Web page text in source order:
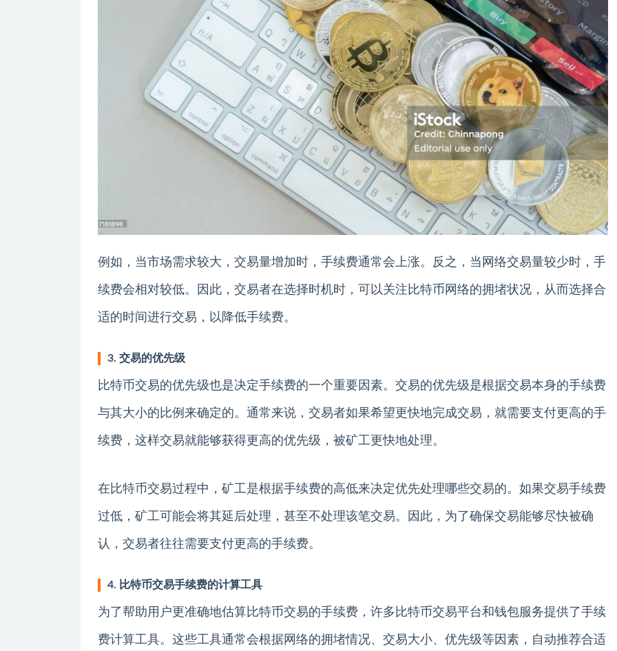
例如，当市场需求较大，交易量增加时，手续费通常会上涨。反之，当网络交易量较少时，手
续费会相对较低。因此，交易者在选择时机时，可以关注比特币网络的拥堵状况，从而选择合
适的时间进行交易，以降低手续费。
3. 交易的优先级
比特币交易的优先级也是决定手续费的一个重要因素。交易的优先级是根据交易本身的手续费
与其大小的比例来确定的。通常来说，交易者如果希望更快地完成交易，就需要支付更高的手
续费，这样交易就能够获得更高的优先级，被矿工更快地处理。
在比特币交易过程中，矿工是根据手续费的高低来决定优先处理哪些交易的。如果交易手续费
过低，矿工可能会将其延后处理，甚至不处理该笔交易。因此，为了确保交易能够尽快被确
认，交易者往往需要支付更高的手续费。
4. 比特币交易手续费的计算工具
为了帮助用户更准确地估算比特币交易的手续费，许多比特币交易平台和钱包服务提供了手续
费计算工具。这些工具通常会根据网络的拥堵情况、交易大小、优先级等因素，自动推荐合适